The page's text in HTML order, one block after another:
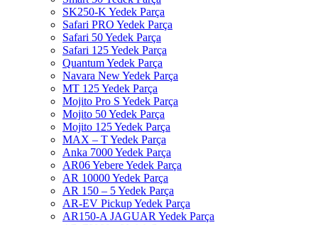
SK250-K Yedek Parça
Safari PRO Yedek Parça
Safari 50 Yedek Parça
Safari 125 Yedek Parça
Quantum Yedek Parça
Navara New Yedek Parça
MT 125 Yedek Parça
Mojito Pro S Yedek Parça
Mojito 50 Yedek Parça
Mojito 125 Yedek Parça
MAX – T Yedek Parça
Anka 7000 Yedek Parça
AR06 Yebere Yedek Parça
AR 10000 Yedek Parça
AR 150 – 5 Yedek Parça
AR-EV Pickup Yedek Parça
AR150-A JAGUAR Yedek Parça